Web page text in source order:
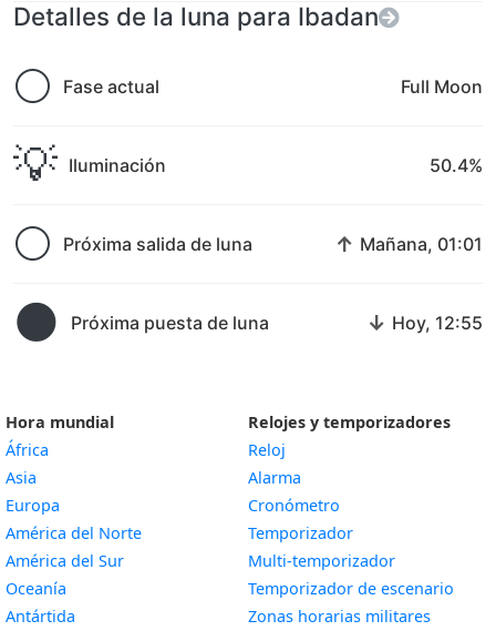
Detalles de la luna para Ibadan
🌕 Fase actual Full Moon
💡 Iluminación 50.4%
🌕 Próxima salida de luna ↑ Mañana, 01:01
🌑 Próxima puesta de luna ↓ Hoy, 12:55
Hora mundial
África
Asia
Europa
América del Norte
América del Sur
Oceanía
Antártida
Relojes y temporizadores
Reloj
Alarma
Cronómetro
Temporizador
Multi-temporizador
Temporizador de escenario
Zonas horarias militares